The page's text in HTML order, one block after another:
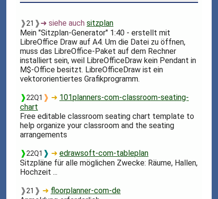
❱21 ❱➜ siehe auchsitzplan
Mein "Sitzplan-Generator" 1:40 - erstellt mit
LibreOffice Draw auf A4. Um die Datei zu öffnen,
muss das LibreOffice-Paket auf dem Rechner
installiert sein, weil LibreOfficeDraw kein Pendant in
M$-Office besitzt. LibreOfficeDraw ist ein
vektororientiertes Grafikprogramm.
❱22Q1 ❱ ➜ 101planners-com-classroom-seating-
chart
Free editable classroom seating chart template to
help organize your classroom and the seating
arrangements
❱22Q1 ❱ ➜edrawsoft-com-tableplan
Sitzpläne für alle möglichen Zwecke: Räume, Hallen,
Hochzeit ...
❱21 ❱ ➜ floorplanner-com-de